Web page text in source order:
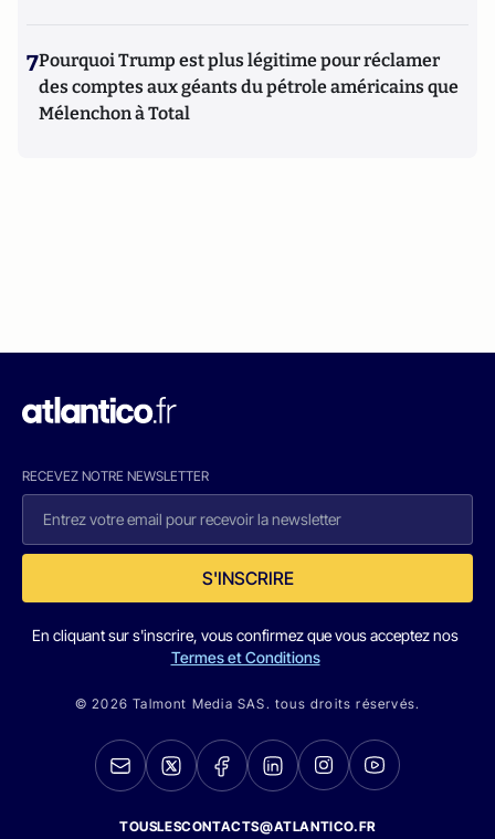
7Pourquoi Trump est plus légitime pour réclamer
des comptes aux géants du pétrole américains que
Mélenchon à Total
RECEVEZ NOTRE NEWSLETTER
S'INSCRIRE
En cliquant sur s'inscrire, vous confirmez que vous acceptez nos
Termes et Conditions
© 2026 Talmont Media SAS. tous droits réservés.
TOUSLESCONTACTS@ATLANTICO.FR